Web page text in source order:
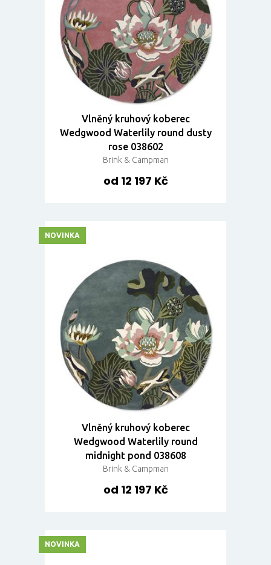
Vlněný kruhový koberec
Wedgwood Waterlily round dusty
rose 038602
Brink & Campman
od 12 197 Kč
Vlněný kruhový koberec
Wedgwood Waterlily round
midnight pond 038608
Brink & Campman
od 12 197 Kč
NOVINKA
NOVINKA